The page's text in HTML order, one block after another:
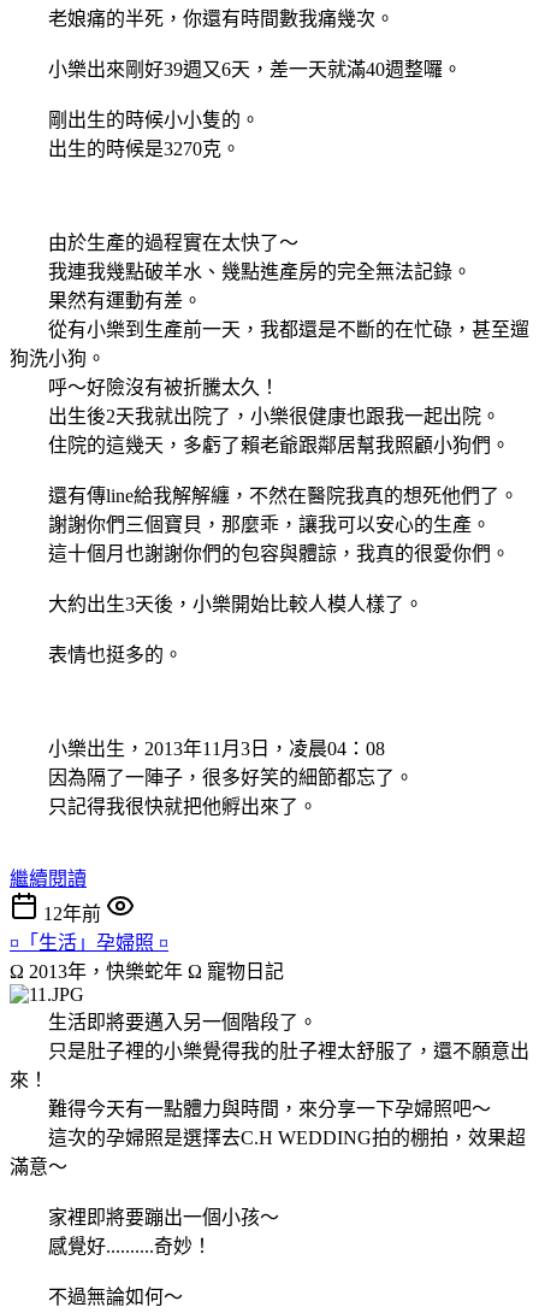
老娘痛的半死，你還有時間數我痛幾次。
小樂出來剛好39週又6天，差一天就滿40週整囉。
剛出生的時候小小隻的。
出生的時候是3270克。
由於生產的過程實在太快了～
我連我幾點破羊水、幾點進產房的完全無法記錄。
果然有運動有差。
從有小樂到生產前一天，我都還是不斷的在忙碌，甚至遛
狗洗小狗。
呼～好險沒有被折騰太久！
出生後2天我就出院了，小樂很健康也跟我一起出院。
住院的這幾天，多虧了賴老爺跟鄰居幫我照顧小狗們。
還有傳line給我解解纏，不然在醫院我真的想死他們了。
謝謝你們三個寶貝，那麼乖，讓我可以安心的生產。
這十個月也謝謝你們的包容與體諒，我真的很愛你們。
大約出生3天後，小樂開始比較人模人樣了。
表情也挺多的。
小樂出生，2013年11月3日，凌晨04：08
因為隔了一陣子，很多好笑的細節都忘了。
只記得我很快就把他孵出來了。
繼續閱讀
12年前
¤「生活」孕婦照 ¤
Ω 2013年，快樂蛇年 Ω 寵物日記
生活即將要邁入另一個階段了。
只是肚子裡的小樂覺得我的肚子裡太舒服了，還不願意出
來！
難得今天有一點體力與時間，來分享一下孕婦照吧～
這次的孕婦照是選擇去C.H WEDDING拍的棚拍，效果超
滿意～
家裡即將要蹦出一個小孩～
感覺好..........奇妙！
不過無論如何～